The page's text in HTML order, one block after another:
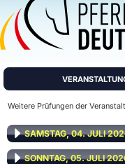
Weitere Prüfungen der
SAMSTAG, 04. JULI
SONNTAG, 05. JULI